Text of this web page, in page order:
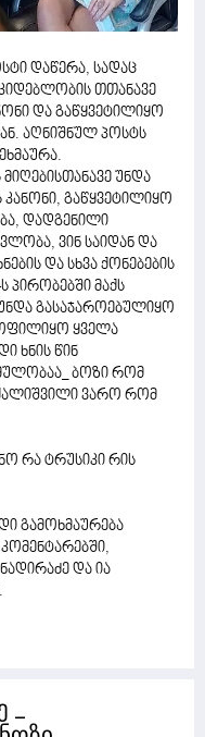
დაწერა, სადაც
თთანავე
და გაწყვეტილიყო
აღნიშნულ პოსტს
უნდა
გაწყვეტილიყო
დადგენილი
ვინ საიდან და
და სხვა ქონებების
პირობებში მაქს
გასაჯაროებულიყო
ყველა
ხნის წინ
ბოზი რომ
ვარო რომ
რა ტრუსიკი რის
გამოხმაურება
და ია